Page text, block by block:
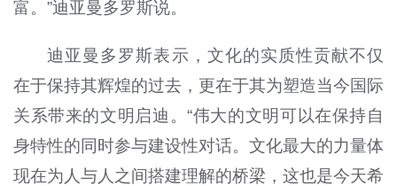
富。”迪亚曼多罗斯说。
迪亚曼多罗斯表示，文化的实质性贡献不仅
在于保持其辉煌的过去，更在于其为塑造当今国际
关系带来的文明启迪。“伟大的文明可以在保持自
身特性的同时参与建设性对话。文化最大的力量体
现在为人与人之间搭建理解的桥梁，这也是今天希